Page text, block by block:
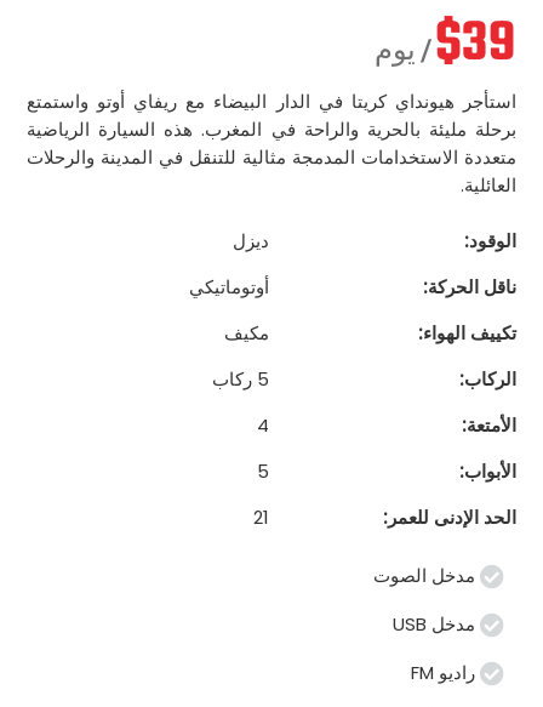
$39 / يوم
استأجر هيونداي كريتا في الدار البيضاء مع ريفاي أوتو واستمتع
برحلة مليئة بالحرية والراحة في المغرب. هذه السيارة الرياضية
متعددة الاستخدامات المدمجة مثالية للتنقل في المدينة والرحلات
العائلية.
الوقود:
ديزل
ناقل الحركة:
أوتوماتيكي
تكييف الهواء:
مكيف
الركاب:
5 ركاب
الأمتعة:
4
الأبواب:
5
الحد الإدنى للعمر:
21
مدخل الصوت
مدخل USB
راديو FM